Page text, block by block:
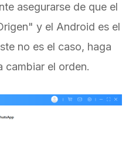
asegurarse de que el
y el Android es el
no es el caso, haga
cambiar el orden.